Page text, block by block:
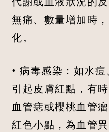
無痛、數量增加時
化。
• 病毒感染：如水
引起皮膚紅點，有
血管痣或櫻桃血管
紅色小點，為血管異